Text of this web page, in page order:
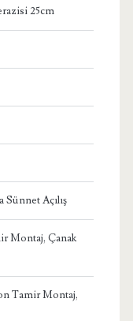
25cm
Açılış
Montaj, Çanak
Tamir Montaj,